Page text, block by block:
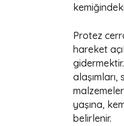
Protez
hareket
yaşına,
belirlenir.